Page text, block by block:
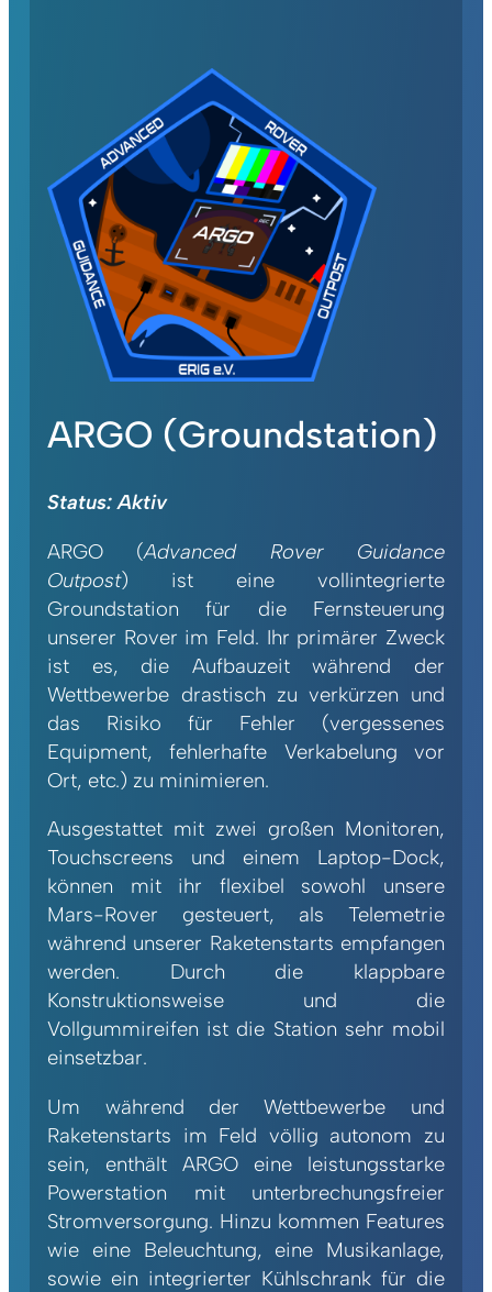
ARGO (Groundstation)
Status: Aktiv
ARGO (Advanced Rover Guidance
Outpost) ist eine vollintegrierte
Groundstation für die Fernsteuerung
unserer Rover im Feld. Ihr primärer Zweck
ist es, die Aufbauzeit während der
Wettbewerbe drastisch zu verkürzen und
das Risiko für Fehler (vergessenes
Equipment, fehlerhafte Verkabelung vor
Ort, etc.) zu minimieren.
Ausgestattet mit zwei großen Monitoren,
Touchscreens und einem Laptop-Dock,
können mit ihr flexibel sowohl unsere
Mars-Rover gesteuert, als Telemetrie
während unserer Raketenstarts empfangen
werden. Durch die klappbare
Konstruktionsweise und die
Vollgummireifen ist die Station sehr mobil
einsetzbar.
Um während der Wettbewerbe und
Raketenstarts im Feld völlig autonom zu
sein, enthält ARGO eine leistungsstarke
Powerstation mit unterbrechungsfreier
Stromversorgung. Hinzu kommen Features
wie eine Beleuchtung, eine Musikanlage,
sowie ein integrierter Kühlschrank für die